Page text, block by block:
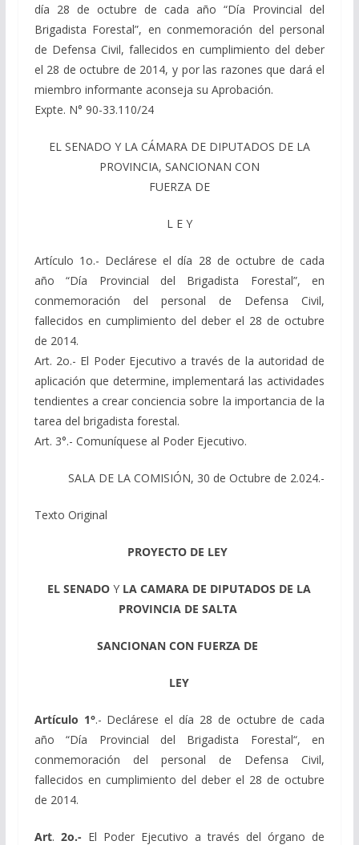
día 28 de octubre de cada año “Día Provincial del
Brigadista Forestal”, en conmemoración del personal
de Defensa Civil, fallecidos en cumplimiento del deber
el 28 de octubre de 2014, y por las razones que dará el
miembro informante aconseja su Aprobación.
Expte. N° 90-33.110/24
EL SENADO Y LA CÁMARA DE DIPUTADOS DE LA
PROVINCIA, SANCIONAN CON
FUERZA DE
L E Y
Artículo 1o.- Declárese el día 28 de octubre de cada
año “Día Provincial del Brigadista Forestal”, en
conmemoración del personal de Defensa Civil,
fallecidos en cumplimiento del deber el 28 de octubre
de 2014.
Art. 2o.- El Poder Ejecutivo a través de la autoridad de
aplicación que determine, implementará las actividades
tendientes a crear conciencia sobre la importancia de la
tarea del brigadista forestal.
Art. 3°.- Comuníquese al Poder Ejecutivo.
SALA DE LA COMISIÓN, 30 de Octubre de 2.024.-
Texto Original
PROYECTO DE LEY
ELSENADOY LACAMARA DE DIPUTADOS DE LA
PROVINCIA DE SALTA
SANCIONANCON FUERZA DE
LEY
Artículo 1°.- Decláreseel día 28 de octubre decada
año“Día Provincial del Brigadista Forestal“,en
conmemoración del personal de DefensaCivil,
fallecidos en cumplimiento del deberel 28 de octubre
de 2014.
Art. 2o.- El Poder Ejecutivoatravés del órgano de